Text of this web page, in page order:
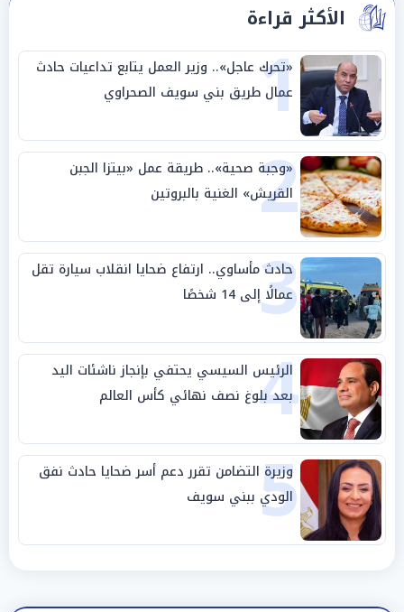
الأكثر قراءة
1
«تحرك عاجل».. وزير العمل يتابع تداعيات حادث
عمال طريق بني سويف الصحراوي
2
«وجبة صحية».. طريقة عمل «بيتزا الجبن
القريش» الغنية بالبروتين
3
حادث مأساوي.. ارتفاع ضحايا انقلاب سيارة تقل
عمالًا إلى 14 شخصًا
4
الرئيس السيسي يحتفي بإنجاز ناشئات اليد
بعد بلوغ نصف نهائي كأس العالم
5
وزيرة التضامن تقرر دعم أسر ضحايا حادث نفق
الودي ببني سويف